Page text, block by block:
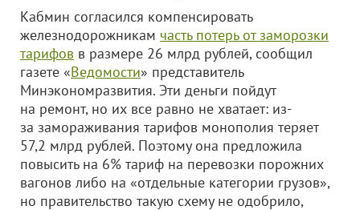
Кабмин согласился компенсировать
железнодорожникам часть потерь от заморозки
тарифов в размере 26 млрд рублей, сообщил
газете «Ведомости» представитель
Минэкономразвития. Эти деньги пойдут
на ремонт, но их все равно не хватает: из-
за замораживания тарифов монополия теряет
57,2 млрд рублей. Поэтому она предложила
повысить на 6% тариф на перевозки порожних
вагонов либо на «отдельные категории грузов»,
но правительство такую схему не одобрило,